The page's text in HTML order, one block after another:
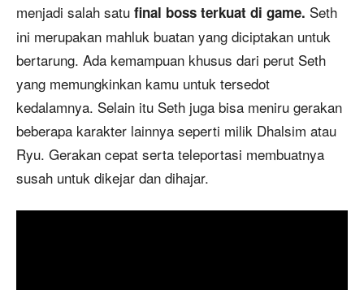
menjadi salah satu final boss terkuat di game. Seth
ini merupakan mahluk buatan yang diciptakan untuk
bertarung. Ada kemampuan khusus dari perut Seth
yang memungkinkan kamu untuk tersedot
kedalamnya. Selain itu Seth juga bisa meniru gerakan
beberapa karakter lainnya seperti milik Dhalsim atau
Ryu. Gerakan cepat serta teleportasi membuatnya
susah untuk dikejar dan dihajar.